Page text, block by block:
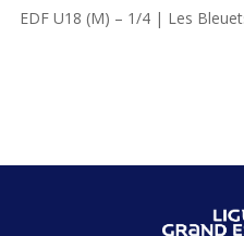
EDF U18 (M) – 1/4 | Les